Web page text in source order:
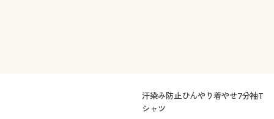
汗染み防止ひんやり着やせ7分袖T
シャツ